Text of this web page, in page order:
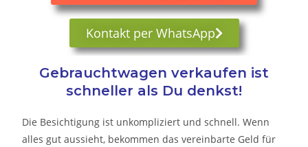
Kontakt per WhatsApp
Gebrauchtwagen verkaufen ist
schneller als Du denkst!
Die Besichtigung ist unkompliziert und schnell. Wenn
alles gut aussieht, bekommen das vereinbarte Geld für